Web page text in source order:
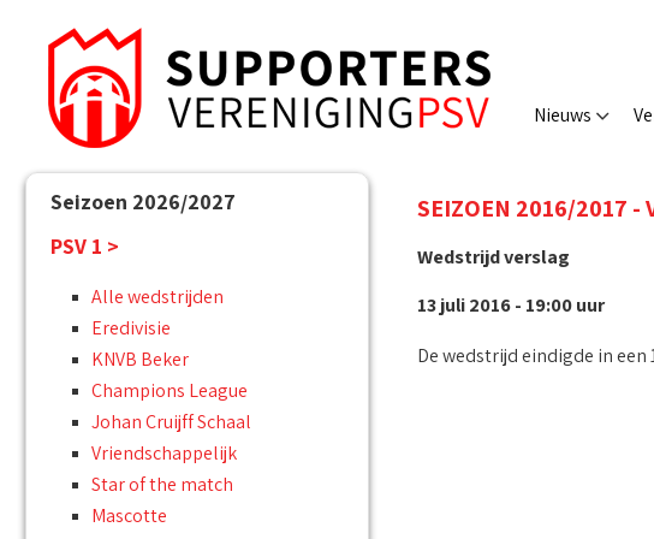
Nieuws
Seizoen 2026/2027
PSV 1 >
Alle wedstrijden
Eredivisie
KNVB Beker
Champions League
Johan Cruijff Schaal
Vriendschappelijk
Star of the match
Mascotte
SEIZOEN 2016/2017 -
Wedstrijd verslag
13 juli 2016 - 19:00 uur
De wedstrijd eindigde in een